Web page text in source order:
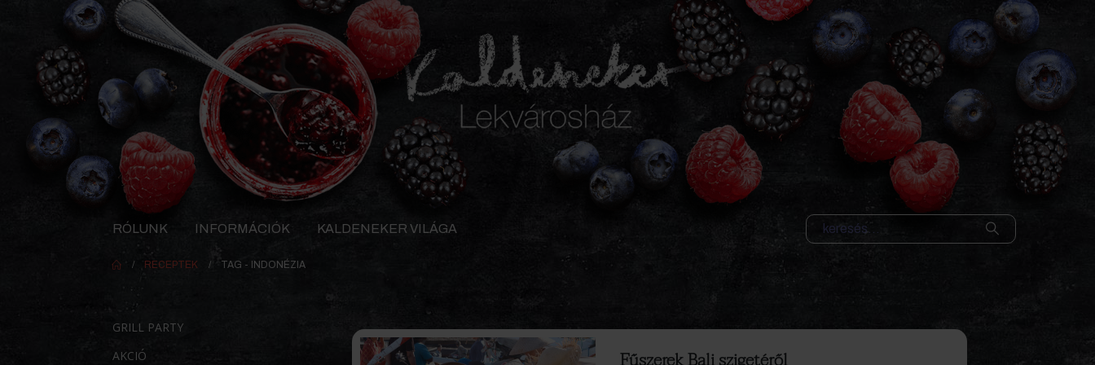
RÓLUNK INFORMÁCIÓK KALDENEKER VILÁGA
RECEPTEK TAG - INDONÉZIA
GRILL PARTY
AKCIÓ